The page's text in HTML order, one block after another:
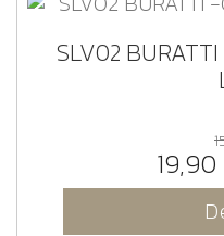
SLV02